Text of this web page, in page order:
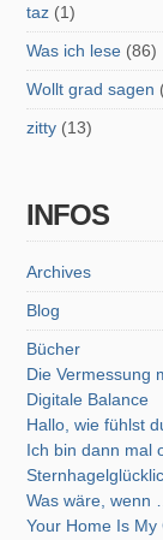
taz (1)
Was ich lese (86)
Wollt grad sagen
zitty (13)
INFOS
Archives
Blog
Bücher
Die Vermessung
Digitale Balance
Hallo, wie fühlst
Ich bin dann mal
Was wäre, wenn
Your Home Is My